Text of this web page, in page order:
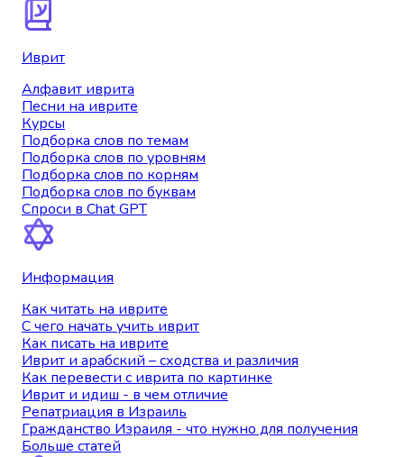
Иврит
Алфавит иврита
Песни на иврите
Курсы
Подборка слов по темам
Подборка слов по уровням
Подборка слов по корням
Подборка слов по буквам
Спроси в Chat GPT
Информация
Как читать на иврите
С чего начать учить иврит
Как писать на иврите
Иврит и арабский – сходства и различия
Как перевести с иврита по картинке
Иврит и идиш - в чем отличие
Репатриация в Израиль
Гражданство Израиля - что нужно для получения
Больше статей